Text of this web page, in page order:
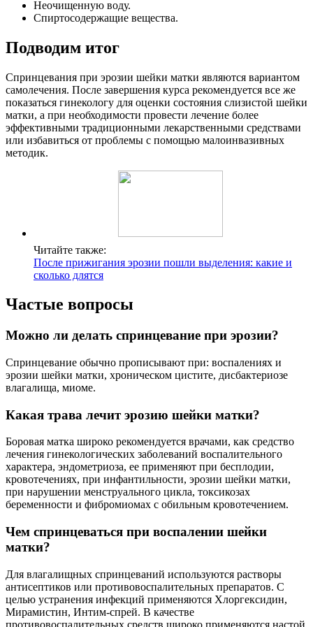
Неочищенную воду.
Спиртосодержащие вещества.
Подводим итог
Спринцевания при эрозии шейки матки являются вариантом
самолечения. После завершения курса рекомендуется все же
показаться гинекологу для оценки состояния слизистой шейки
матки, а при необходимости провести лечение более
эффективными традиционными лекарственными средствами
или избавиться от проблемы с помощью малоинвазивных
методик.
Читайте также:
После прижигания эрозии пошли выделения: какие и
сколько длятся
Частые вопросы
Можно ли делать спринцевание при эрозии?
Спринцевание обычно прописывают при: воспалениях и
эрозии шейки матки, хроническом цистите, дисбактериозе
влагалища, миоме.
Какая трава лечит эрозию шейки матки?
Боровая матка широко рекомендуется врачами, как средство
лечения гинекологических заболеваний воспалительного
характера, эндометриоза, ее применяют при бесплодии,
кровотечениях, при инфантильности, эрозии шейки матки,
при нарушении менструального цикла, токсикозах
беременности и фибромиомах с обильным кровотечением.
Чем спринцеваться при воспалении шейки
матки?
Для влагалищных спринцеваний используются растворы
антисептиков или противовоспалительных препаратов. С
целью устранения инфекций применяются Хлоргексидин,
Мирамистин, Интим-спрей. В качестве
противовоспалительных средств широко применяются настой